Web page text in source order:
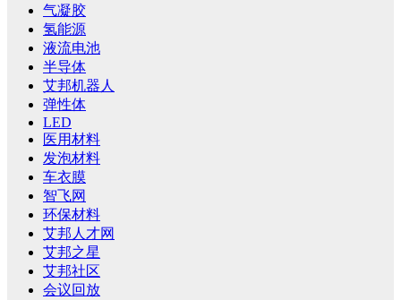
气凝胶
氢能源
液流电池
半导体
艾邦机器人
弹性体
LED
医用材料
发泡材料
车衣膜
智飞网
环保材料
艾邦人才网
艾邦之星
艾邦社区
会议回放